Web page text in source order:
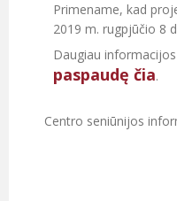
Primename, kad
2019 m. rugpjūčio 8
Daugiau
paspaudę čia.
Centro seniūnijos